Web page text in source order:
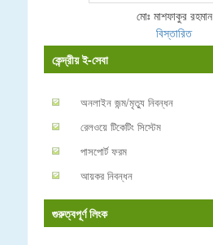
মোঃ মাশফাকুর রহমান
বিস্তারিত
কেন্দ্রীয় ই-সেবা
অনলাইন জন্ম/মৃত্যু নিবন্ধন
রেলওয়ে টিকেটিং সিস্টেম
পাসপোর্ট ফরম
আয়কর নিবন্ধন
গুরুত্বপূর্ণ লিংক